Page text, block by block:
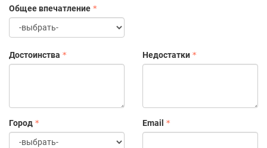
Общее впечатление
Достоинства Недостатки
Город Email